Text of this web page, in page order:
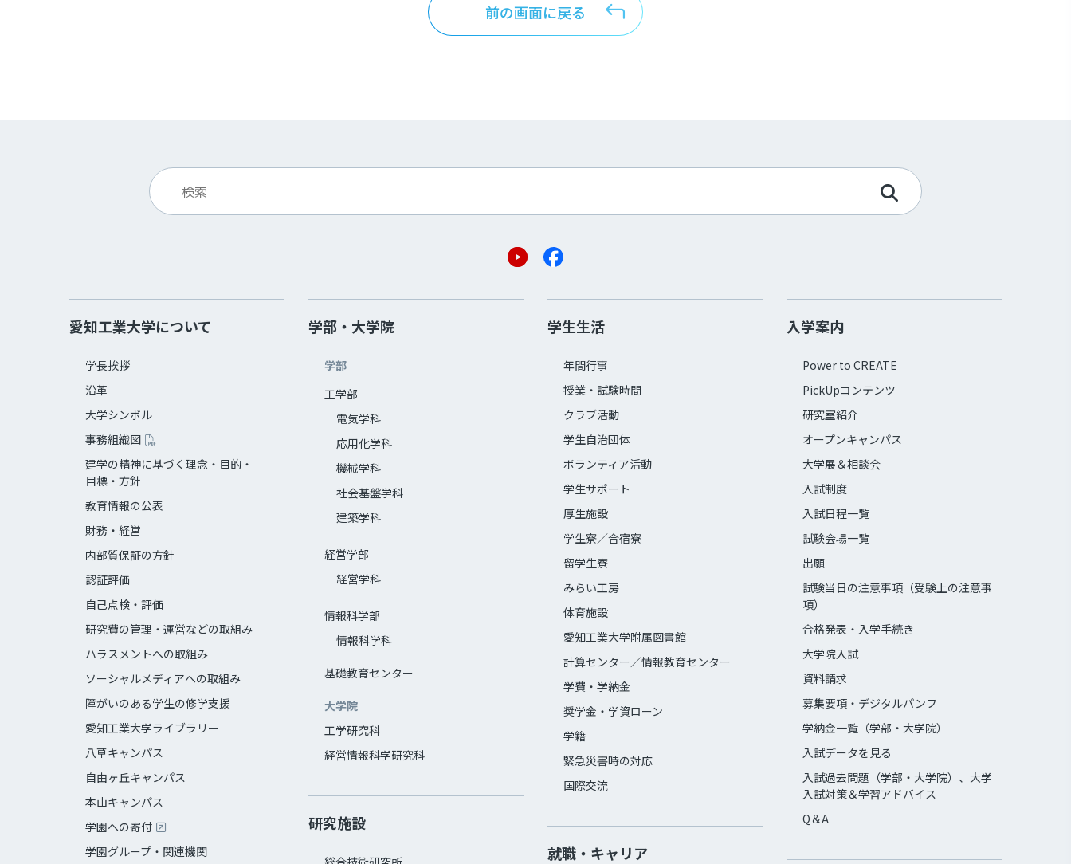
前の画面に戻る
愛知工業大学について
学長挨拶
沿革
大学シンボル
事務組織図
建学の精神に基づく理念・目的・
目標・方針
教育情報の公表
財務・経営
内部質保証の方針
認証評価
自己点検・評価
研究費の管理・運営などの取組み
ハラスメントへの取組み
ソーシャルメディアへの取組み
障がいのある学生の修学支援
愛知工業大学ライブラリー
八草キャンパス
自由ヶ丘キャンパス
本山キャンパス
学園への寄付
学園グループ・関連機関
学部・大学院
学部
工学部
電気学科
応用化学科
機械学科
社会基盤学科
建築学科
経営学部
経営学科
情報科学部
情報科学科
基礎教育センター
大学院
工学研究科
経営情報科学研究科
研究施設
学生生活
年間行事
授業・試験時間
クラブ活動
学生自治団体
ボランティア活動
学生サポート
厚生施設
学生寮／合宿寮
留学生寮
みらい工房
体育施設
愛知工業大学附属図書館
計算センター／情報教育センター
学費・学納金
奨学金・学資ローン
学籍
緊急災害時の対応
国際交流
就職・キャリア
入学案内
Power to CREATE
PickUpコンテンツ
研究室紹介
オープンキャンパス
大学展＆相談会
入試制度
入試日程一覧
試験会場一覧
出願
試験当日の注意事項（受験上の注意事
項）
合格発表・入学手続き
大学院入試
資料請求
募集要項・デジタルパンフ
学納金一覧（学部・大学院）
入試データを見る
入試過去問題（学部・大学院）、大学
入試対策＆学習アドバイス
Q＆A